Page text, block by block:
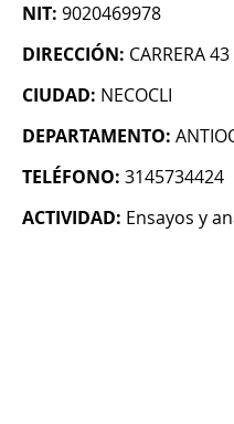
NIT: 9020469978
DIRECCIÓN: CARRERA
CIUDAD: NECOCLI
DEPARTAMENTO:
TELÉFONO: 3145734424
ACTIVIDAD: Ensayos y